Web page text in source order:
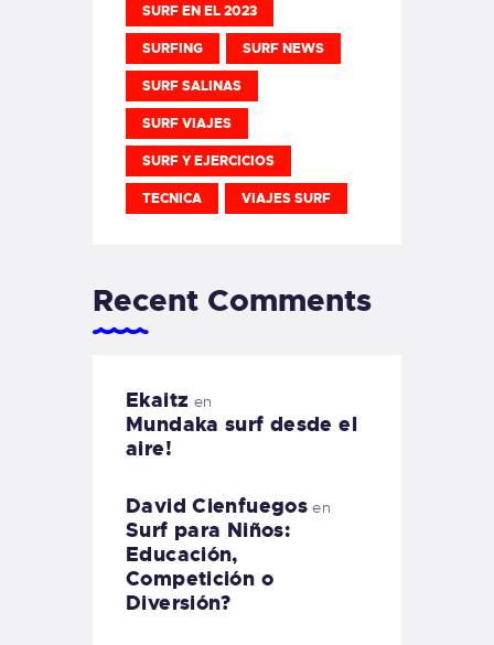
SURF EN EL 2023
SURFING SURF NEWS
SURF SALINAS
SURF VIAJES
SURF Y EJERCICIOS
TECNICA VIAJES SURF
Recent Comments
Ekaitz en
Mundaka surf desde el
aire!
David Cienfuegos en
Surf para Niños:
Educación,
Competición o
Diversión?